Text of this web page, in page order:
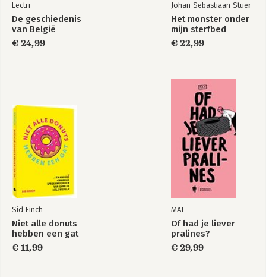
Lectrr
De geschiedenis
van België
€ 24,99
Johan Sebastiaan Stuer
Het monster onder
mijn sterfbed
€ 22,99
Sid Finch
Niet alle donuts
hebben een gat
€ 11,99
MAT
Of had je liever
pralines?
€ 29,99